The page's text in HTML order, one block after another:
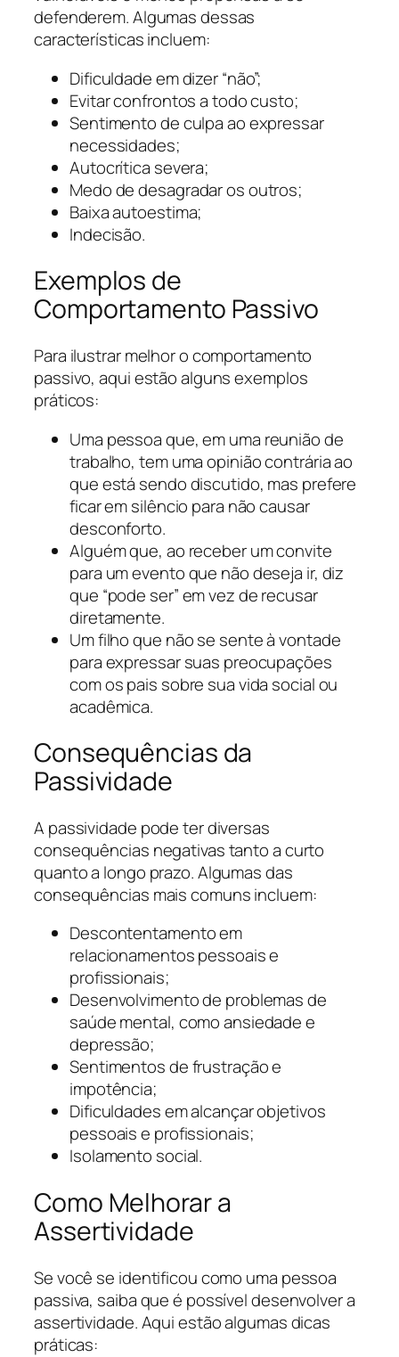
defenderem. Algumas dessas
características incluem:
Dificuldade em dizer “não”;
Evitar confrontos a todo custo;
Sentimento de culpa ao expressar
necessidades;
Autocrítica severa;
Medo de desagradar os outros;
Baixa autoestima;
Indecisão.
Exemplos de
Comportamento Passivo
Para ilustrar melhor o comportamento
passivo, aqui estão alguns exemplos
práticos:
Uma pessoa que, em uma reunião de
trabalho, tem uma opinião contrária ao
que está sendo discutido, mas prefere
ficar em silêncio para não causar
desconforto.
Alguém que, ao receber um convite
para um evento que não deseja ir, diz
que “pode ser” em vez de recusar
diretamente.
Um filho que não se sente à vontade
para expressar suas preocupações
com os pais sobre sua vida social ou
acadêmica.
Consequências da
Passividade
A passividade pode ter diversas
consequências negativas tanto a curto
quanto a longo prazo. Algumas das
consequências mais comuns incluem:
Descontentamento em
relacionamentos pessoais e
profissionais;
Desenvolvimento de problemas de
saúde mental, como ansiedade e
depressão;
Sentimentos de frustração e
impotência;
Dificuldades em alcançar objetivos
pessoais e profissionais;
Isolamento social.
Como Melhorar a
Assertividade
Se você se identificou como uma pessoa
passiva, saiba que é possível desenvolver a
assertividade. Aqui estão algumas dicas
práticas: